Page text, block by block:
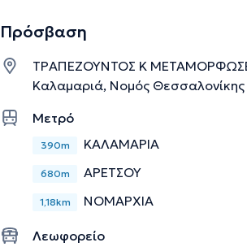
Πρόσβαση
ΤΡΑΠΕΖΟΥΝΤΟΣ Κ
Καλαμαριά, Νομός Θεσσαλονίκης
Μετρό
390m ΚΑΛΑΜΑΡΙΑ
680m ΑΡΕΤΣΟΥ
1,18km ΝΟΜΑΡΧΙΑ
Λεωφορείο